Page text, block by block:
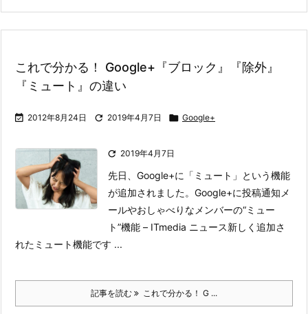
これで分かる！ Google+『ブロック』『除外』
『ミュート』の違い
 2012年8月24日  2019年4月7日  Google+
 2019年4月7日
先日、Google+に「ミュート」という機能
が追加されました。Google+に投稿通知メ
ールやおしゃべりなメンバーの“ミュー
ト”機能 – ITmedia ニュース新しく追加さ
れたミュート機能です ...
記事を読む これで分かる！ G ...